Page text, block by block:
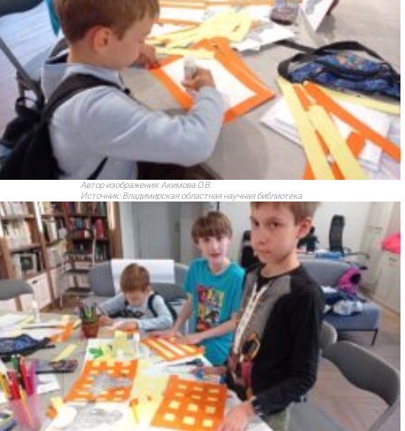
Автор изображения:Акимова О.В.
Источник:Владимирская областная научная библиотека